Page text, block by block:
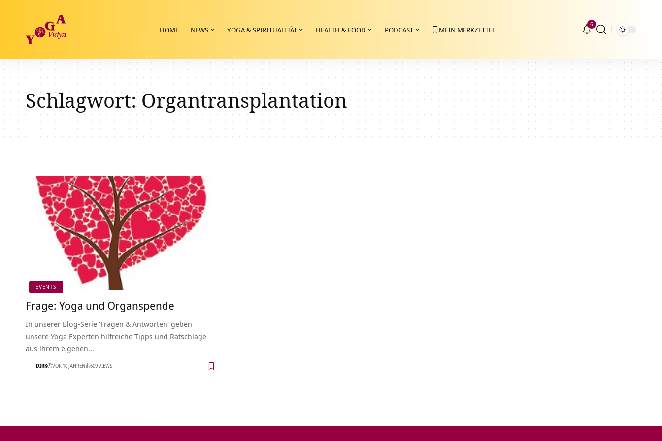
HOME NEWS YOGA & SPIRITUALITÄT HEALTH & FOOD PODCAST MEIN MERKZETTEL
6
Schlagwort: Organtransplantation
EVENTS
Frage: Yoga und Organspende
In unserer Blog-Serie 'Fragen & Antworten' geben
unsere Yoga Experten hilfreiche Tipps und Ratschläge
aus ihrem eigenen…
DIRK VOR 10 JAHREN 609 VIEWS